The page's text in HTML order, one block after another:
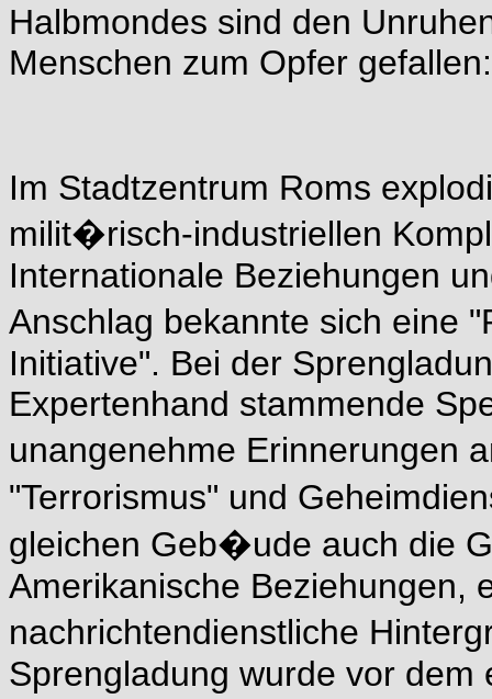
Halbmondes sind den
Menschen zum Opfer
Im Stadtzentrum Roms
milit�risch-industriellen
Internationale Beziehungen
Anschlag bekannte sich eine
Initiative". Bei der
Expertenhand stammende
unangenehme Erinnerungen
"Terrorismus" und
gleichen Geb�ude auch die
Amerikanische Beziehungen,
nachrichtendienstliche
Sprengladung wurde vor dem